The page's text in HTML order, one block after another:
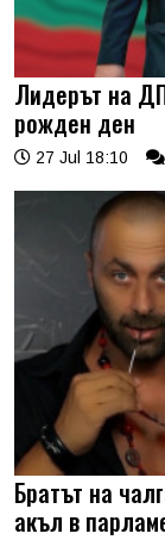
Лидерът на
рожден ден
27 Jul 18:10
Братът на
акъл в